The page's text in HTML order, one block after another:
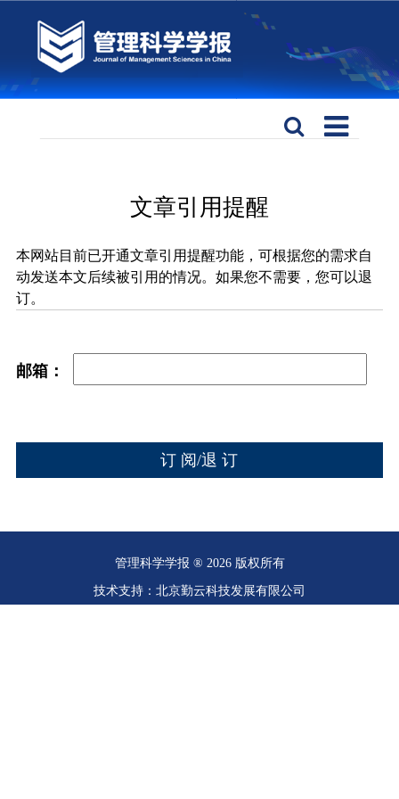
文章引用提醒
本网站目前已开通文章引用提醒功能，可根据您的需求自
动发送本文后续被引用的情况。如果您不需要，您可以退
订。
邮箱：
管理科学学报 ® 2026 版权所有
技术支持：北京勤云科技发展有限公司